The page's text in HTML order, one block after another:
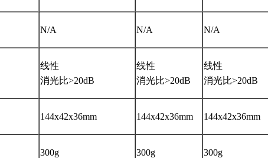
N/A N/A N/A
线性
消光比>20dB
线性
消光比>20dB
线性
消光比>20dB
144x42x36mm 144x42x36mm 144x42x36mm
300g 300g 300g